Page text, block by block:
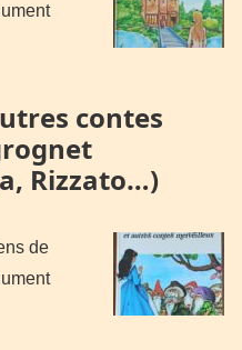
contes
Rizzato…)
de